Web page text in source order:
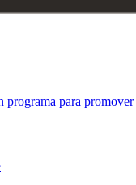
programa para